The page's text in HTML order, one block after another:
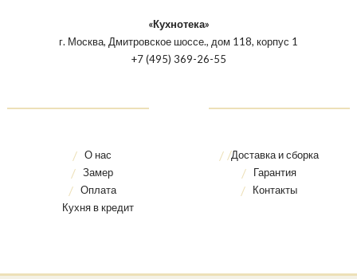
«Кухнотека»
г. Москва, Дмитровское шоссе., дом 118, корпус 1
+7 (495) 369-26-55
О нас
Замер
Оплата
Кухня в кредит
Доставка и сборка
Гарантия
Контакты